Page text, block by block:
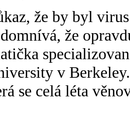
že by byl
že
v
se celá léta